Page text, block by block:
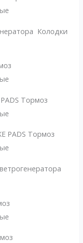
Колодки
Тормоз
PADS Тормоз